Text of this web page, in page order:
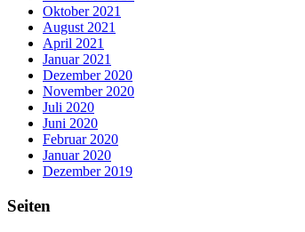
Oktober 2021
August 2021
April 2021
Januar 2021
Dezember 2020
November 2020
Juli 2020
Juni 2020
Februar 2020
Januar 2020
Dezember 2019
Seiten